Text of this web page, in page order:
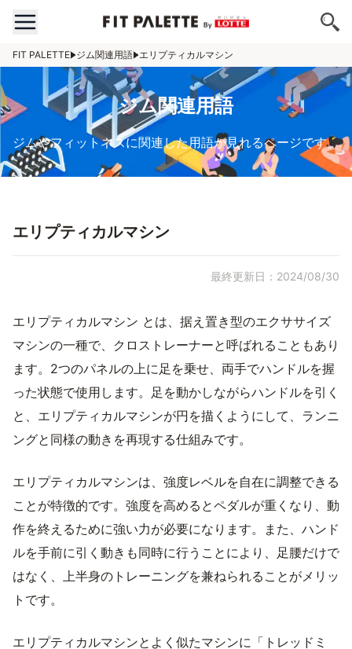
FIT PALETTE ジム関連用語 エリプティカルマシン
ジム関連用語
ジムやフィットネスに関連した用語が見れるページです。
エリプティカルマシン
最終更新日：2024/08/30
エリプティカルマシン とは、据え置き型のエクササイズ
マシンの一種で、クロストレーナーと呼ばれることもあり
ます。2つのパネルの上に足を乗せ、両手でハンドルを握
った状態で使用します。足を動かしながらハンドルを引く
と、エリプティカルマシンが円を描くようにして、ランニ
ングと同様の動きを再現する仕組みです。
エリプティカルマシンは、強度レベルを自在に調整できる
ことが特徴的です。強度を高めるとペダルが重くなり、動
作を終えるために強い力が必要になります。また、ハンド
ルを手前に引く動きも同時に行うことにより、足腰だけで
はなく、上半身のトレーニングを兼ねられることがメリッ
トです。
エリプティカルマシンとよく似たマシンに「トレッドミ